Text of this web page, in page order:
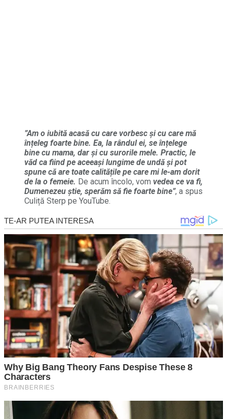
”Am o iubită acasă cu care vorbesc și cu care mă
înțeleg foarte bine. Ea, la rândul ei, se înțelege
bine cu mama, dar și cu surorile mele. Practic, le
văd ca fiind pe aceeași lungime de undă și pot
spune că are toate calitățile pe care mi le-am dorit
de la o femeie. De acum încolo, vom vedea ce va fi,
Dumenezeu știe, sperăm să fie foarte bine”, a spus
Culiță Sterp pe YouTube.